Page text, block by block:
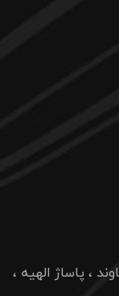
، پاساژ الهیه ،